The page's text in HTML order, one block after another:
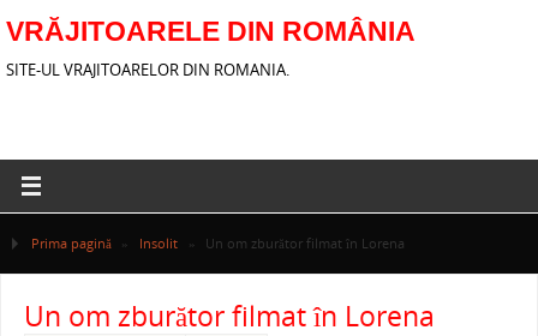
VRĂJITOARELE DIN ROMÂNIA
SITE-UL VRAJITOARELOR DIN ROMANIA.
Prima pagină » Insolit » Un om zburător filmat în Lorena
Un om zburător filmat în Lorena